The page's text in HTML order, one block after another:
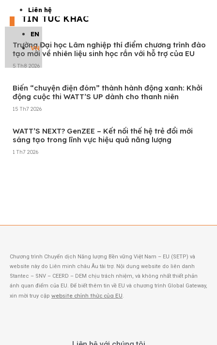
Liên hệ
EN
VN
TIN TỨC KHÁC
Trường Đại học Lâm nghiệp thí điểm chương trình đào
tạo mới về nhiên liệu sinh học rắn với hỗ trợ của EU
5 Th8 2026
Biến “chuyện điện đóm” thành hành động xanh: Khởi
động cuộc thi WATT’S UP dành cho thanh niên
15 Th7 2026
WATT’S NEXT? GenZEE – Kết nối thế hệ trẻ đổi mới
sáng tạo trong lĩnh vực hiệu quả năng lượng
1 Th7 2026
Chương trình Chuyển dịch Năng lượng Bền vững Việt Nam – EU (SETP) và
website này do Liên minh châu Âu tài trợ. Nội dung website do liên danh
Stantec – SNV – CEERD – DEM chịu trách nhiệm, và không nhất thiết phản
ánh quan điểm của EU. Để biết thêm tin về EU và chương trình Global Gateway,
xin mời truy cập website chính thức của EU.